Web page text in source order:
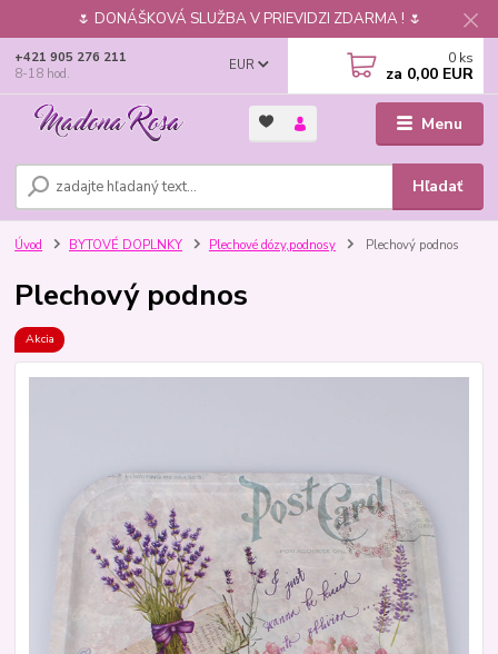
🌷 DONÁŠKOVÁ SLUŽBA V PRIEVIDZI ZDARMA ! 🌷
Menu
EUR
Hľadať
+421 905 276 211
8-18 hod.
0 ks
za 0,00 EUR
Úvod BYTOVÉ DOPLNKY Plechové dózy,podnosy Plechový podnos
Plechový podnos
Akcia